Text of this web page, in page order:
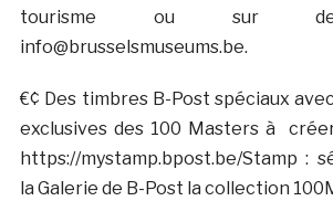
tourisme ou sur
info@brusselsmuseums.be.
€¢ Des timbres B-Post spéciaux
exclusives des 100 Masters à
https://mystamp.bpost.be/Stamp :
la Galerie de B-Post la collection